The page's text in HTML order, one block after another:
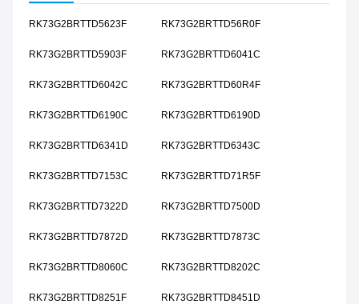
RK73G2BRTTD5623F RK73G2BRTTD56R0F
RK73G2BRTTD5903F RK73G2BRTTD6041C
RK73G2BRTTD6042C RK73G2BRTTD60R4F
RK73G2BRTTD6190C RK73G2BRTTD6190D
RK73G2BRTTD6341D RK73G2BRTTD6343C
RK73G2BRTTD7153C RK73G2BRTTD71R5F
RK73G2BRTTD7322D RK73G2BRTTD7500D
RK73G2BRTTD7872D RK73G2BRTTD7873C
RK73G2BRTTD8060C RK73G2BRTTD8202C
RK73G2BRTTD8251F RK73G2BRTTD8451D